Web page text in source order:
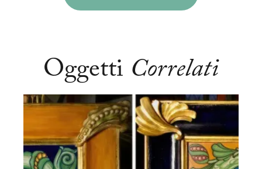
Oggetti Correlati